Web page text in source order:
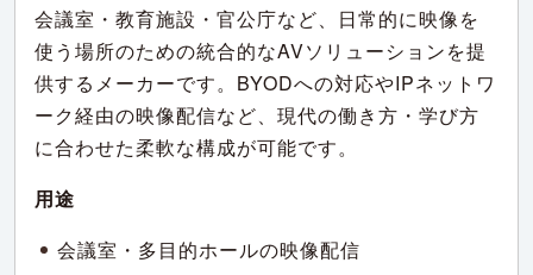
会議室・教育施設・官公庁など、日常的に映像を
使う場所のための統合的なAVソリューションを提
供するメーカーです。BYODへの対応やIPネットワ
ーク経由の映像配信など、現代の働き方・学び方
に合わせた柔軟な構成が可能です。
用途
会議室・多目的ホールの映像配信